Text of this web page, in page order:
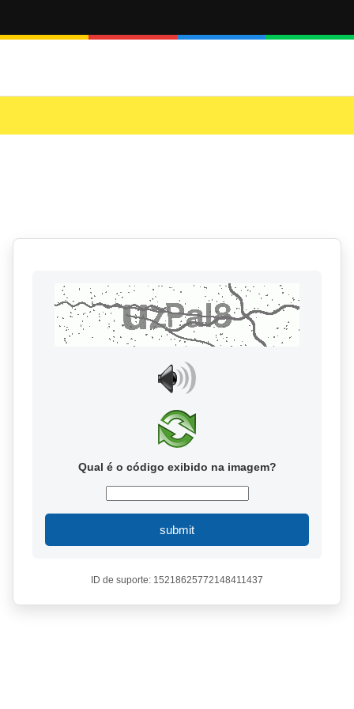
Qual é o código exibido na imagem?
submit
ID de suporte: 15218625772148411437